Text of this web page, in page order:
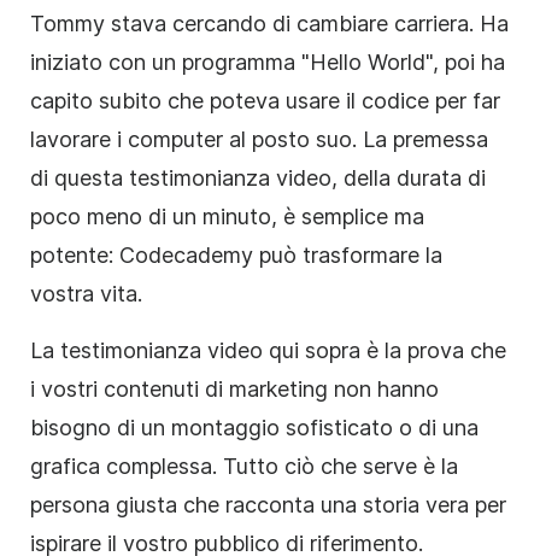
Tommy stava cercando di cambiare carriera. Ha
iniziato con un programma "Hello World", poi ha
capito subito che poteva usare il codice per far
lavorare i computer al posto suo. La premessa
di questa testimonianza video, della durata di
poco meno di un minuto, è semplice ma
potente: Codecademy può trasformare la
vostra vita.
La testimonianza video qui sopra è la prova che
i vostri contenuti di marketing non hanno
bisogno di un montaggio sofisticato o di una
grafica complessa. Tutto ciò che serve è la
persona giusta che racconta una storia vera per
ispirare il vostro pubblico di riferimento.